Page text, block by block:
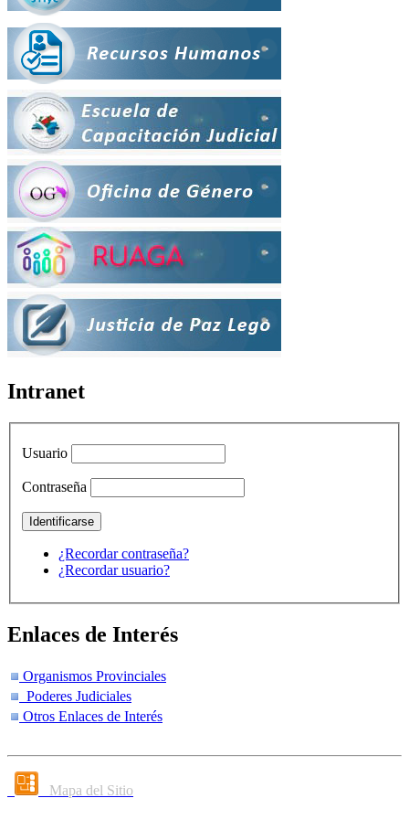
Intranet
Usuario
Contraseña
¿Recordar contraseña?
¿Recordar usuario?
Enlaces de Interés
Organismos Provinciales
Poderes Judiciales
Otros Enlaces de Interés
Mapa del Sitio